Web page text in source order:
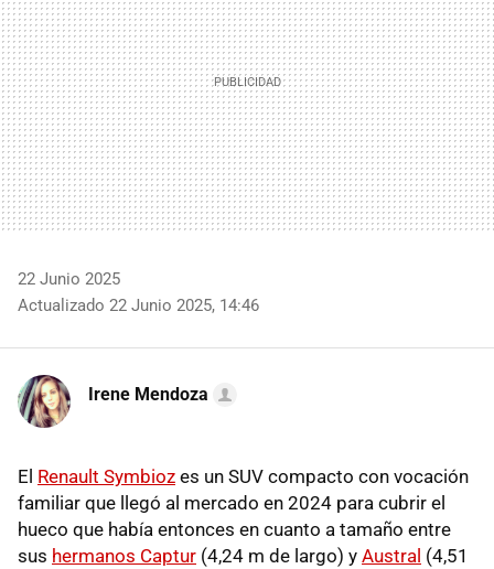
22 Junio 2025
Actualizado 22 Junio 2025, 14:46
Irene Mendoza
El Renault Symbioz es un SUV compacto con vocación
familiar que llegó al mercado en 2024 para cubrir el
hueco que había entonces en cuanto a tamaño entre
sus hermanos Captur (4,24 m de largo) y Austral (4,51